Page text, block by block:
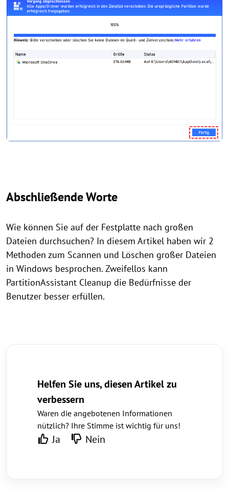
Abschließende Worte
Wie können Sie auf der Festplatte nach großen
Dateien durchsuchen? In diesem Artikel haben wir 2
Methoden zum Scannen und Löschen großer Dateien
in Windows besprochen. Zweifellos kann
PartitionAssistant Cleanup die Bedürfnisse der
Benutzer besser erfüllen.
Helfen Sie uns, diesen Artikel zu
verbessern
Waren die angebotenen Informationen
nützlich? Ihre Stimme ist wichtig für uns!
Ja Nein